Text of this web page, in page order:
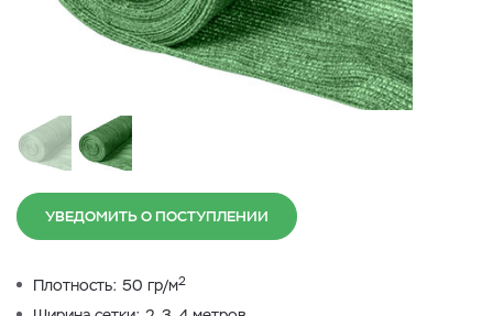
УВЕДОМИТЬ О ПОСТУПЛЕНИИ
Плотность: 50 гр/м2